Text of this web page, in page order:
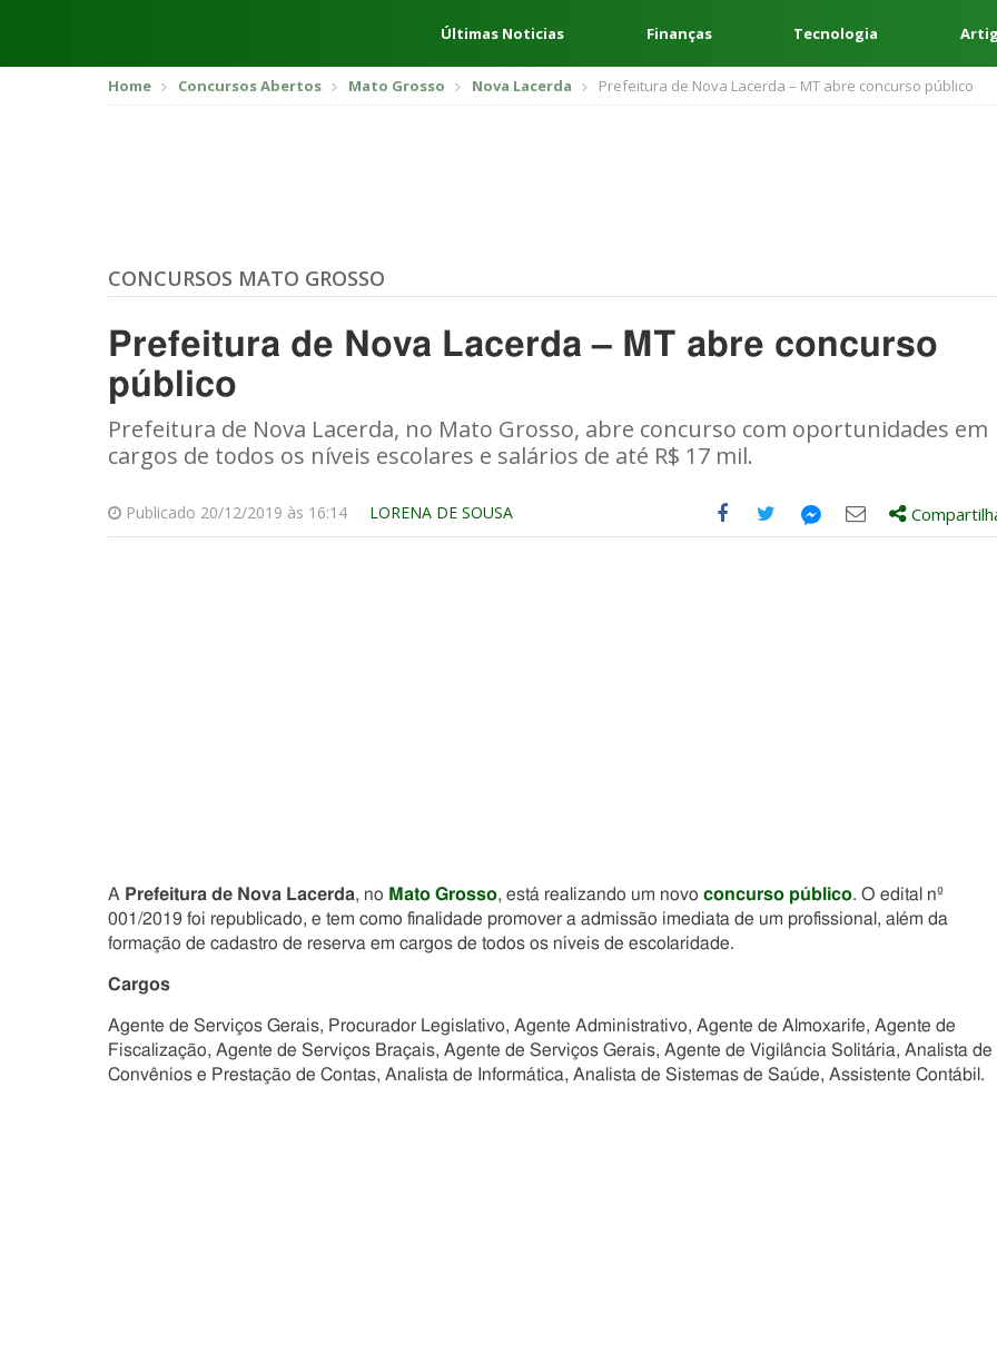
Últimas Noticias Finanças Tecnologia
Home Concursos Abertos Mato Grosso Nova Lacerda Prefeitura de Nova Lacerda – MT abre concurso público
CONCURSOS MATO GROSSO
Prefeitura de Nova Lacerda – MT abre concurso
público
Prefeitura de Nova Lacerda, no Mato Grosso, abre concurso com oportunidades em
cargos de todos os níveis escolares e salários de até R$ 17 mil.
Publicado 20/12/2019 às 16:14 LORENA DE SOUSA
Compartilhe
CompartilheCompartilhe
A Prefeitura de Nova Lacerda, no Mato Grosso, está realizando um novo concurso público. O edital nº
001/2019 foi republicado, e tem como finalidade promover a admissão imediata de um profissional, além da
formação de cadastro de reserva em cargos de todos os níveis de escolaridade.
Cargos
Agente de Serviços Gerais, Procurador Legislativo, Agente Administrativo, Agente de Almoxarife, Agente de
Fiscalização, Agente de Serviços Braçais, Agente de Serviços Gerais, Agente de Vigilância Solitária, Analista de
Convênios e Prestação de Contas, Analista de Informática, Analista de Sistemas de Saúde, Assistente Contábil.